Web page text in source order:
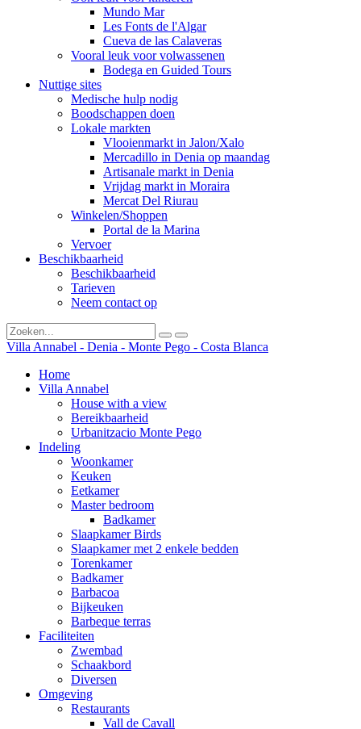
Mundo Mar
Les Fonts de l'Algar
Cueva de las Calaveras
Vooral leuk voor volwassenen
Bodega en Guided Tours
Nuttige sites
Medische hulp nodig
Boodschappen doen
Lokale markten
Vlooienmarkt in Jalon/Xalo
Mercadillo in Denia op maandag
Artisanale markt in Denia
Vrijdag markt in Moraira
Mercat Del Riurau
Winkelen/Shoppen
Portal de la Marina
Vervoer
Beschikbaarheid
Beschikbaarheid
Tarieven
Neem contact op
Villa Annabel - Denia - Monte Pego - Costa Blanca
Home
Villa Annabel
House with a view
Bereikbaarheid
Urbanitzacio Monte Pego
Indeling
Woonkamer
Keuken
Eetkamer
Master bedroom
Badkamer
Slaapkamer Birds
Slaapkamer met 2 enkele bedden
Torenkamer
Badkamer
Barbacoa
Bijkeuken
Barbeque terras
Faciliteiten
Zwembad
Schaakbord
Diversen
Omgeving
Restaurants
Vall de Cavall